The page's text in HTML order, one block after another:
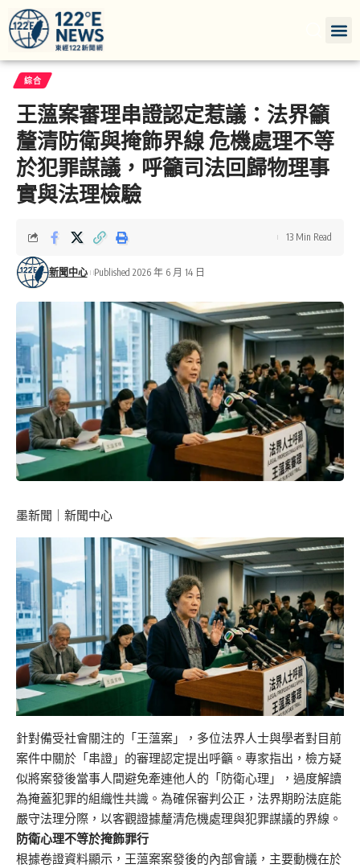
綜合
王薀案審理串證認定惹議：法界籲
釐清防衛與掩飾界線 危機處理不等
於犯罪謀議，呼籲司法回歸物理事
實與法理檢驗
新聞中心 Published 2026 年 6 月 14 日
13 Min Read
墨新聞 ｜新聞中心
針對備受社會關注的「王薀案」，多位法界人士與學者對目前
案件中關於「串證」的審理認定提出呼籲。專家指出，檢方疑
似將案發後當事人間避免牽連他人的「防衛心理」，過度解讀
為掩蓋犯罪的組織性共識。為確保審判公正，法界期盼法庭能
嚴守法理分際，以客觀證據釐清危機處理與犯罪謀議的界線。
防衛心理不等於掩飾罪行
根據卷證資料顯示，王薀案案發後的內部會議，主要動機在於